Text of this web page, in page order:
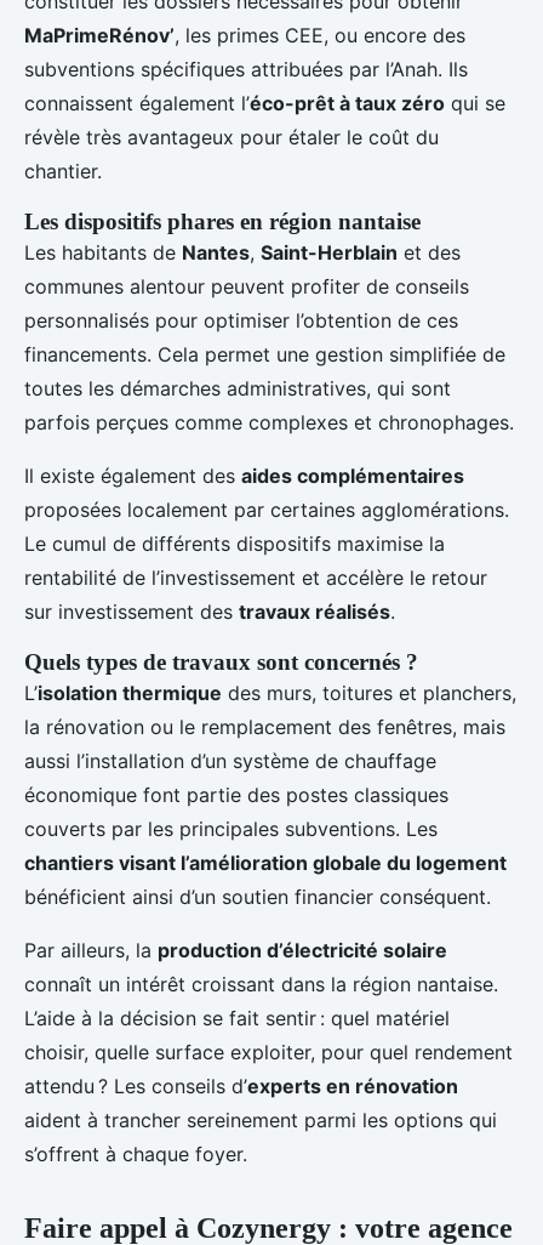
MaPrimeRénov’, les primes CEE, ou encore des
subventions spécifiques attribuées par l’Anah. Ils
connaissent également l’éco-prêt à taux zéro qui se
révèle très avantageux pour étaler le coût du
chantier.
Les dispositifs phares en région nantaise
Les habitants de Nantes, Saint-Herblain et des
communes alentour peuvent profiter de conseils
personnalisés pour optimiser l’obtention de ces
financements. Cela permet une gestion simplifiée de
toutes les démarches administratives, qui sont
parfois perçues comme complexes et chronophages.
Il existe également des aides complémentaires
proposées localement par certaines agglomérations.
Le cumul de différents dispositifs maximise la
rentabilité de l’investissement et accélère le retour
sur investissement des travaux réalisés.
Quels types de travaux sont concernés ?
L’isolation thermique des murs, toitures et planchers,
la rénovation ou le remplacement des fenêtres, mais
aussi l’installation d’un système de chauffage
économique font partie des postes classiques
couverts par les principales subventions. Les
chantiers visant l’amélioration globale du logement
bénéficient ainsi d’un soutien financier conséquent.
Par ailleurs, la production d’électricité solaire
connaît un intérêt croissant dans la région nantaise.
L’aide à la décision se fait sentir : quel matériel
choisir, quelle surface exploiter, pour quel rendement
attendu ? Les conseils d’experts en rénovation
aident à trancher sereinement parmi les options qui
s’offrent à chaque foyer.
Faire appel à Cozynergy : votre agence